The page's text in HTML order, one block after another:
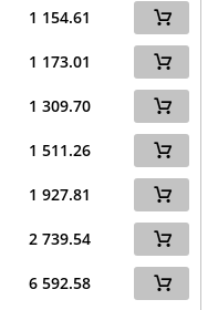
1 154.61
1 173.01
1 309.70
1 511.26
1 927.81
2 739.54
6 592.58